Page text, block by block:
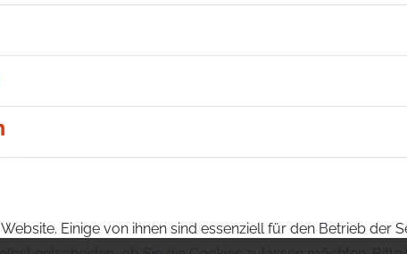
Einige von ihnen sind essenziell für den Betrieb